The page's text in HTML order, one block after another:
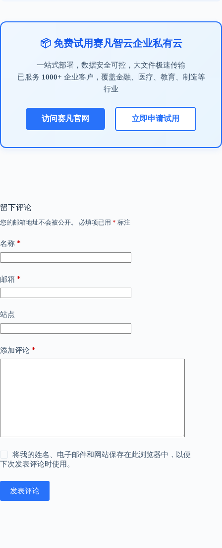
📦 免费试用赛凡智云企业私有云
一站式部署，数据安全可控，大文件极速传输
已服务 1000+ 企业客户，覆盖金融、医疗、教育、制造等
行业
访问赛凡官网 立即申请试用
留下评论
您的邮箱地址不会被公开。 必填项已用 * 标注
名称 *
邮箱 *
站点
添加评论 *
将我的姓名、电子邮件和网站保存在此浏览器中，以便
下次发表评论时使用。
发表评论